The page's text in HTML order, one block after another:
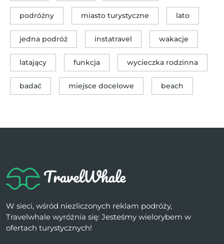
podróżny miasto turystyczne lato
jedna podróż instatravel wakacje
latający funkcja wycieczka rodzinna
badać miejsce docelowe beach
W sieci, wśród niezliczonych reklam podróży,
Travelwhale wyróżnia się: Jesteśmy wielorybem w
ofertach turystycznych!